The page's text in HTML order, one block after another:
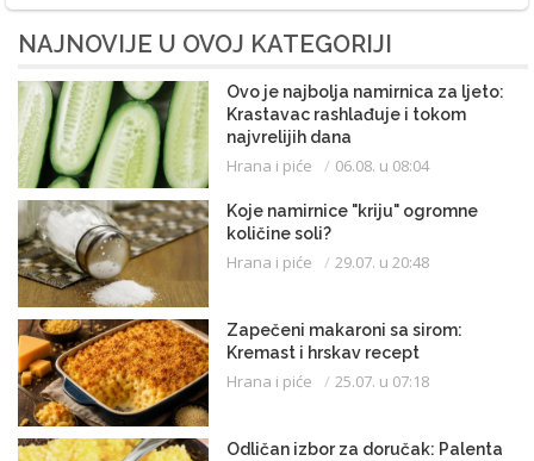
NAJNOVIJE U OVOJ KATEGORIJI
Ovo je najbolja namirnica za ljeto:
Krastavac rashlađuje i tokom
najvrelijih dana
Hrana i piće 06.08. u 08:04
Koje namirnice "kriju" ogromne
količine soli?
Hrana i piće 29.07. u 20:48
Zapečeni makaroni sa sirom:
Kremast i hrskav recept
Hrana i piće 25.07. u 07:18
Odličan izbor za doručak: Palenta